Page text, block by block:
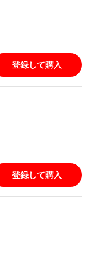
登録して購入
登録して購入